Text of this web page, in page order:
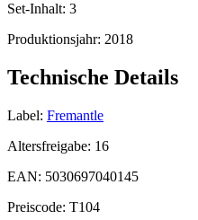
Set-Inhalt: 3
Produktionsjahr: 2018
Technische Details
Label: Fremantle
Altersfreigabe: 16
EAN: 5030697040145
Preiscode: T104